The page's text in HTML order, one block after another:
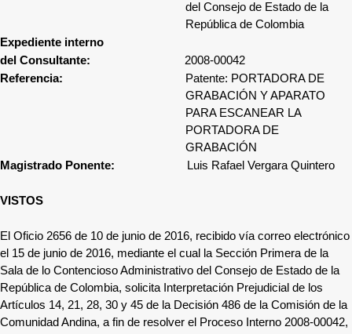
del Consejo de Estado de la
República de Colombia
Expediente interno
del Consultante: 2008-00042
Referencia:
Patente: PORTADORA DE
GRABACIÓN Y APARATO
PARA ESCANEAR LA
PORTADORA DE
GRABACIÓN
Magistrado Ponente: Luis Rafael Vergara Quintero
VISTOS
El Oficio 2656 de 10 de junio de 2016, recibido vía correo electrónico
el 15 de junio de 2016, mediante el cual la Sección Primera de la
Sala de lo Contencioso Administrativo del Consejo de Estado de la
República de Colombia, solicita Interpretación Prejudicial de los
Artículos 14, 21, 28, 30 y 45 de la Decisión 486 de la Comisión de la
Comunidad Andina, a fin de resolver el Proceso Interno 2008-00042,